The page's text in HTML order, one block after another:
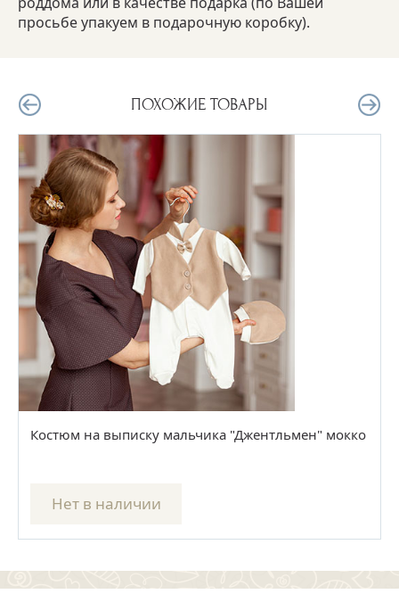
просьбе упакуем в подарочную коробку).
ПОХОЖИЕ ТОВАРЫ
Костюм на выписку мальчика "Джентльмен" мокко
Нет в наличии